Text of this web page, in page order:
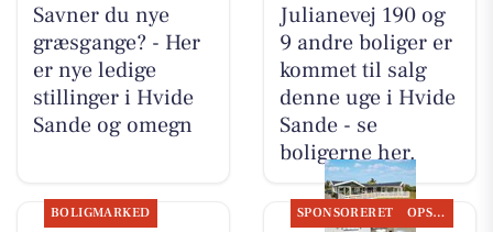
Savner du nye
græsgange? - Her
er nye ledige
stillinger i Hvide
Sande og omegn
Julianevej 190 og
9 andre boliger er
kommet til salg
denne uge i Hvide
Sande - se
boligerne her.
BOLIGMARKED SPONSORERET OPSLAGSTAVLEN